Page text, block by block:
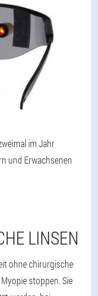
im Jahr
und Erwachsenen
LINSEN
ohne chirurgische
stoppen. Sie